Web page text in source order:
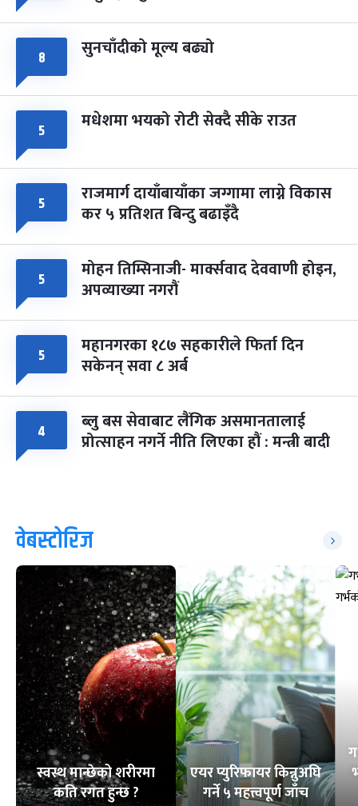
८ सुनचाँदीको मूल्य बढ्यो
५ मधेशमा भयको रोटी सेक्दै सीके राउत
५ राजमार्ग दायाँबायाँका जग्गामा लाग्ने विकास
कर ५ प्रतिशत बिन्दु बढाइँदै
५ मोहन तिम्सिनाजी- मार्क्सवाद देववाणी होइन,
अपव्याख्या नगरौं
५ महानगरका १८७ सहकारीले फिर्ता दिन
सकेनन् सवा ८ अर्ब
४ ब्लु बस सेवाबाट लैंगिक असमानतालाई
प्रोत्साहन नगर्ने नीति लिएका हौं : मन्त्री बादी
वेबस्टोरिज
स्वस्थ मान्छेको शरीरमा
कति रगत हुन्छ ?
एयर प्युरिफायर किन्नुअघि
गर्ने ५ महत्त्वपूर्ण जाँच